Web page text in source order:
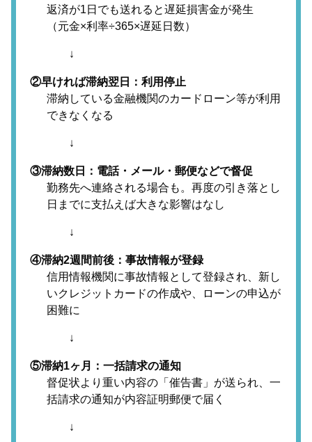
返済が1日でも送れると遅延損害金が発生
（元金×利率÷365×遅延日数）
↓
②早ければ滞納翌日：利用停止
滞納している金融機関のカードローン等が利用
できなくなる
↓
③滞納数日：電話・メール・郵便などで督促
勤務先へ連絡される場合も。再度の引き落とし
日までに支払えば大きな影響はなし
↓
④滞納2週間前後：事故情報が登録
信用情報機関に事故情報として登録され、新し
いクレジットカードの作成や、ローンの申込が
困難に
↓
⑤滞納1ヶ月：一括請求の通知
督促状より重い内容の「催告書」が送られ、一
括請求の通知が内容証明郵便で届く
↓